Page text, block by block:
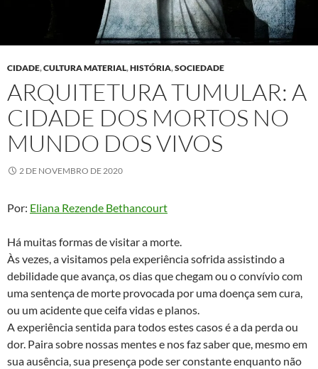
CIDADE,CULTURA MATERIAL,HISTÓRIA,SOCIEDADE
ARQUITETURA TUMULAR: A
CIDADE DOS MORTOS NO
MUNDO DOS VIVOS
2 DE NOVEMBRO DE 2020
Por: Eliana Rezende Bethancourt
Há muitas formas de visitar a morte.
Às vezes, a visitamos pela experiência sofrida assistindo a
debilidade que avança, os dias que chegam ou o convívio com
uma sentença de morte provocada por uma doença sem cura,
ou um acidente que ceifa vidas e planos.
A experiência sentida para todos estes casos é a da perda ou
dor. Paira sobre nossas mentes e nos faz saber que, mesmo em
sua ausência, sua presença pode ser constante enquanto não